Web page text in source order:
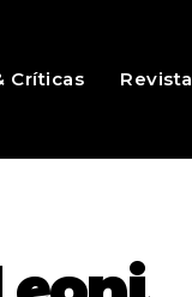
Críticas Revista